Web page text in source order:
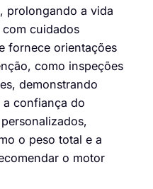
prolongando a vida
com cuidados
fornece orientações
como inspeções
demonstrando
a confiança do
o peso total e a
o motor